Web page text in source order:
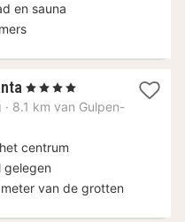
en sauna
1
nacht
€
, 4 Sterren
· 8.1 km van Gulpen-
centrum
gelegen
van de grotten